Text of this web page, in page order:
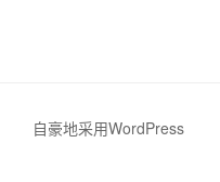
自豪地采用WordPress